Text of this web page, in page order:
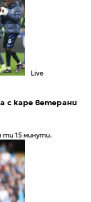
Live
с каре ветерани
ти 15 минути.